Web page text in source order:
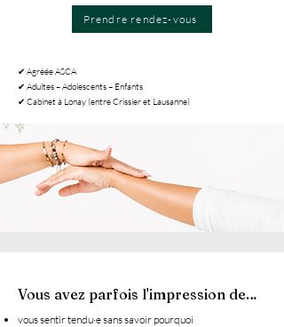
Prendre rendez-vous
✔ Agréée ASCA
✔ Adultes – Adolescents – Enfants
✔ Cabinet à Lonay (entre Crissier et Lausanne)
Vous avez parfois l'impression de…
vous sentir tendu·e sans savoir pourquoi